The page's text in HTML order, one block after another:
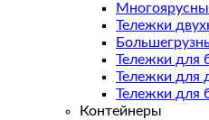
Тележки
Тележки для
Тележки для
Тележки для
Контейнеры